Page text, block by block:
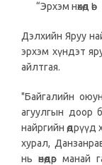
“Эрхэм нөхөд өө!
Дэлхийн Яруу
эрхэм хүндэт
айлтгая.
"Байгалийн
агуулгын доор
найргийн
хурал,
нь өнөөдөр